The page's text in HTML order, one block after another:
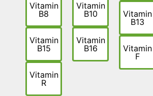
Vitamin
B8
Vitamin
B15
Vitamin
R
Vitamin
B10
Vitamin
B16
Vitamin
B13
Vitamin
F